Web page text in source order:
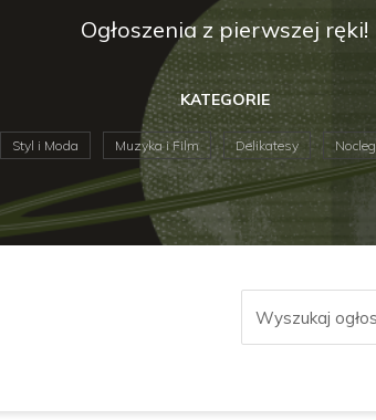
Ogłoszenia z pierwszej ręki!
KATEGORIE
Styl i Moda Muzyka i Film Delikatesy